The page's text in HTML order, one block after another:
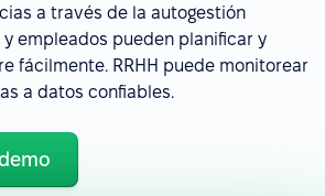
a través de la autogestión
empleados pueden planificar y
fácilmente. RRHH puede monitorear
a datos confiables.